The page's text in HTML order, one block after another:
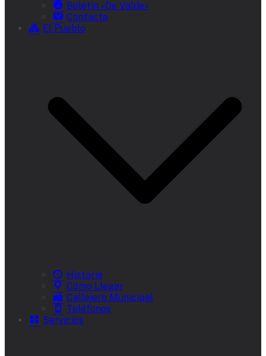
Boletín «De Valde»
Contacta
El Pueblo
Historia
Cómo Llegar
Callejero Municipal
Teléfonos
Servicios